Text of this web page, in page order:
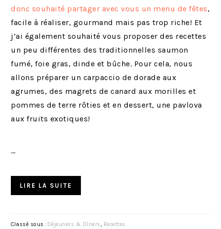
donc souhaité partager avec vous un menu de fêtes,
facile à réaliser, gourmand mais pas trop riche! Et
j’ai également souhaité vous proposer des recettes
un peu différentes des traditionnelles saumon
fumé, foie gras, dinde et bûche. Pour cela, nous
allons préparer un carpaccio de dorade aux
agrumes, des magrets de canard aux morilles et
pommes de terre rôties et en dessert, une pavlova
aux fruits exotiques!
…
LIRE LA SUITE
Classé sous : Déjeuners & Dîners, Recettes